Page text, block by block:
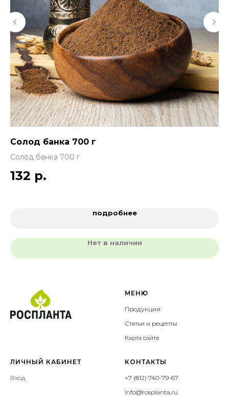
Солод банка 700 г
Солод банка 700 г
132 р.
подробнее
Нет в наличии
МЕНЮ
Продукция
Статьи и рецепты
Карта сайта
ЛИЧНЫЙ КАБИНЕТ
Вход
КОНТАКТЫ
+7 (812) 740-79-67
info@rosplanta.ru